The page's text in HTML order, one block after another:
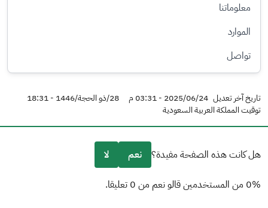
معلوماتنا
الموارد
تواصل
تاريخ آخر تعديل 2025/06/24 - 03:31 م
28/ذو الحجة/1446 - 18:31
توقيت المملكة العربية السعودية
هل كانت هذه الصفحة مفيدة؟ نعم لا
0% من المستخدمين قالو نعم من 0 تعليقا.